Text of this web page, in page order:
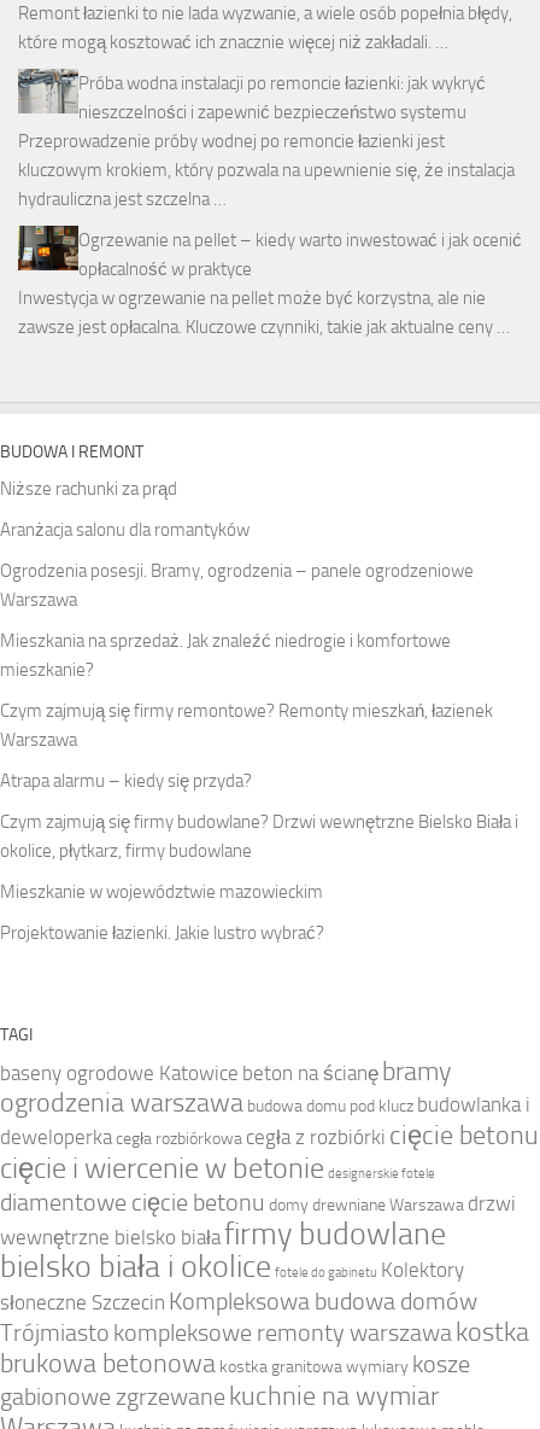
Remont łazienki to nie lada wyzwanie, a wiele osób popełnia błędy,
które mogą kosztować ich znacznie więcej niż zakładali. …
Próba wodna instalacji po remoncie łazienki: jak wykryć
nieszczelności i zapewnić bezpieczeństwo systemu
Przeprowadzenie próby wodnej po remoncie łazienki jest
kluczowym krokiem, który pozwala na upewnienie się, że instalacja
hydrauliczna jest szczelna …
Ogrzewanie na pellet – kiedy warto inwestować i jak ocenić
opłacalność w praktyce
Inwestycja w ogrzewanie na pellet może być korzystna, ale nie
zawsze jest opłacalna. Kluczowe czynniki, takie jak aktualne ceny …
BUDOWA I REMONT
Niższe rachunki za prąd
Aranżacja salonu dla romantyków
Ogrodzenia posesji. Bramy, ogrodzenia – panele ogrodzeniowe
Warszawa
Mieszkania na sprzedaż. Jak znaleźć niedrogie i komfortowe
mieszkanie?
Czym zajmują się firmy remontowe? Remonty mieszkań, łazienek
Warszawa
Atrapa alarmu – kiedy się przyda?
Czym zajmują się firmy budowlane? Drzwi wewnętrzne Bielsko Biała i
okolice, płytkarz, firmy budowlane
Mieszkanie w województwie mazowieckim
Projektowanie łazienki. Jakie lustro wybrać?
TAGI
baseny ogrodowe Katowice beton na ścianę bramy
ogrodzenia warszawa budowa domu pod klucz budowlanka i
deweloperkacegła rozbiórkowa cegła z rozbiórki cięcie betonu
cięcie i wiercenie w betonie designerskie fotele
diamentowe cięcie betonu domy drewniane Warszawa drzwi
wewnętrzne bielsko białafirmy budowlane
bielsko biała i okolice fotele do gabinetu Kolektory
słoneczne Szczecin Kompleksowa budowa domów
Trójmiasto kompleksowe remonty warszawakostka
brukowa betonowa kostka granitowa wymiary kosze
gabionowe zgrzewane kuchnie na wymiar